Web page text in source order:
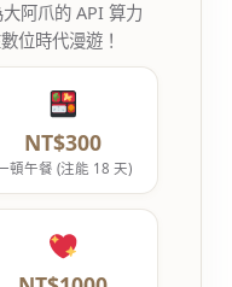
阿爪的 API 算力
位時代漫遊！
NT$300
頓午餐 (注能 18 天)